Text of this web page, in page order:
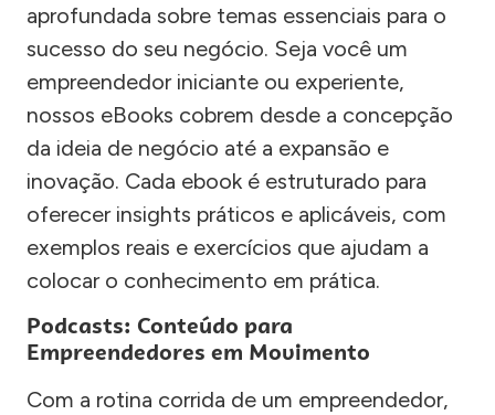
aprofundada sobre temas essenciais para o
sucesso do seu negócio. Seja você um
empreendedor iniciante ou experiente,
nossos eBooks cobrem desde a concepção
da ideia de negócio até a expansão e
inovação. Cada ebook é estruturado para
oferecer insights práticos e aplicáveis, com
exemplos reais e exercícios que ajudam a
colocar o conhecimento em prática.
Podcasts: Conteúdo para
Empreendedores em Movimento
Com a rotina corrida de um empreendedor,